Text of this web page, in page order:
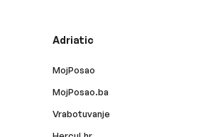
Adriatic
MojPosao
MojPosao.ba
Vrabotuvanje